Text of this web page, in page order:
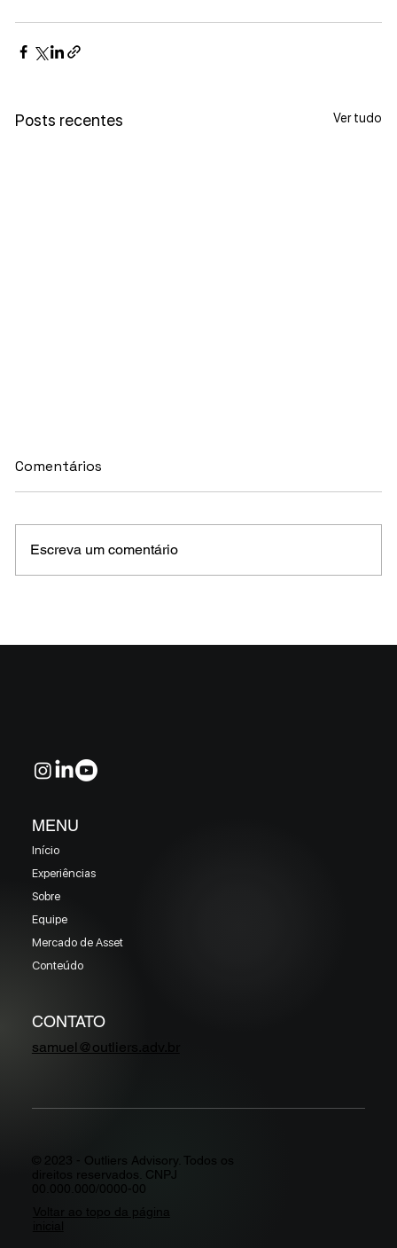
Posts recentes Ver tudo
Comentários
Escreva um comentário
Início
Experiências
Sobre
Equipe
Mercado de Asset
Conteúdo
MENU
samuel@outliers.adv.br
CONTATO
Voltar ao topo da página
© 2023 - Outliers Advisory. Todos os
direitos reservados. CNPJ
00.000.000/0000-00